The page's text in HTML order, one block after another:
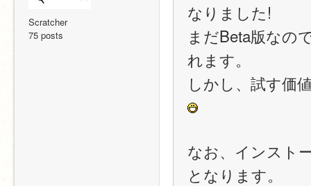
Scratcher
75 posts
なりました!
まだBeta版なの
れます。
しかし、試す価
なお、インスト
となります。